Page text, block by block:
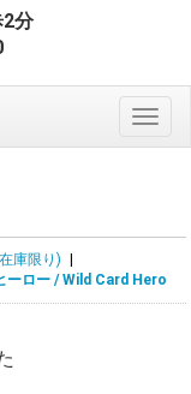
分
庫限り)
ーロー / Wild Card Hero